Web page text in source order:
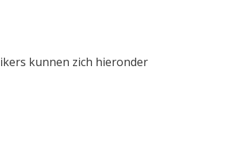
kunnen zich hieronder